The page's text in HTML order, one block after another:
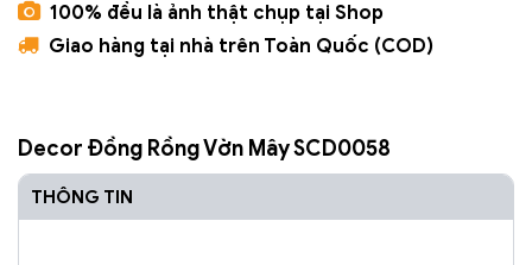
100% đều là ảnh thật chụp tại Shop
Giao hàng tại nhà trên Toàn Quốc (COD)
Decor Đồng Rồng Vờn Mây SCD0058
THÔNG TIN